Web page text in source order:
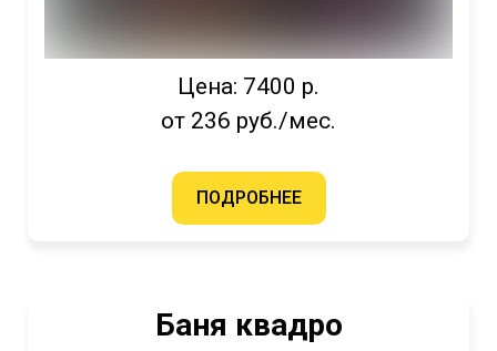
Цена: 7400 р.
от 236 руб./мес.
ПОДРОБНЕЕ
Баня квадро